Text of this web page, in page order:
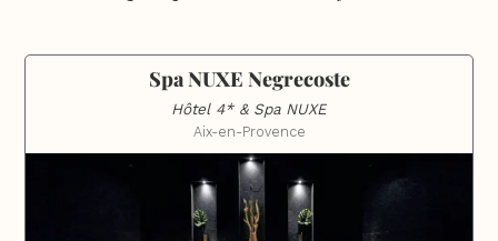
Spa NUXE Negrecoste
Hôtel 4* & Spa NUXE
Aix-en-Provence